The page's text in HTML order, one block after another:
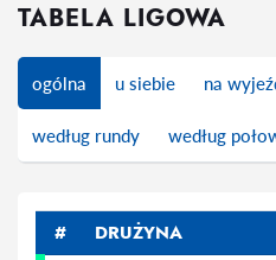
TABELA LIGOWA
ogólna u siebie na
według rundy według
# DRUŻYNA